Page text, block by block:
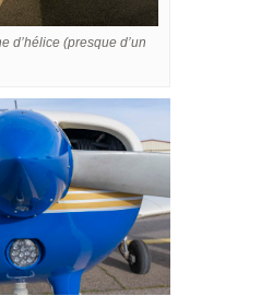
d’hélice (presque d’un